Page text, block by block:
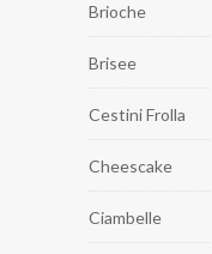
Brioche
Brisee
Cestini Frolla
Cheescake
Ciambelle